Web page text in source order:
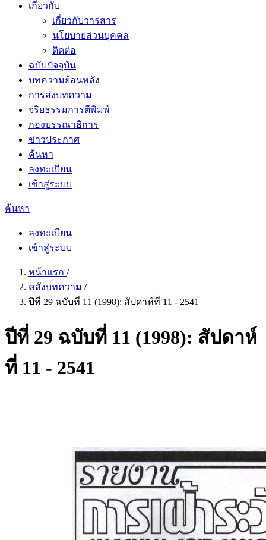
เกี่ยวกับ
เกี่ยวกับวารสาร
นโยบายส่วนบุคคล
ติดต่อ
ฉบับปัจจุบัน
บทความย้อนหลัง
การส่งบทความ
จริยธรรมการตีพิมพ์
กองบรรณาธิการ
ข่าวประกาศ
ค้นหา
ลงทะเบียน
เข้าสู่ระบบ
ค้นหา
ลงทะเบียน
เข้าสู่ระบบ
หน้าแรก /
คลังบทความ /
ปีที่ 29 ฉบับที่ 11 (1998): สัปดาห์ที่ 11 - 2541
ปีที่ 29 ฉบับที่ 11 (1998): สัปดาห์
ที่ 11 - 2541